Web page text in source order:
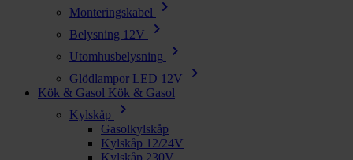
Monteringskabel chevron_right
Belysning 12V chevron_right
Utomhusbelysning chevron_right
Glödlampor LED 12V chevron_right
Kök & Gasol Kök & Gasol
Kylskåp
chevron_right
Gasolkylskåp
Kylskåp 12/24V
Kylskåp 230V